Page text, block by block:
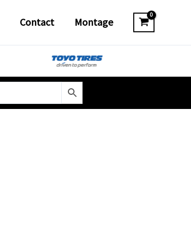
Contact Montage